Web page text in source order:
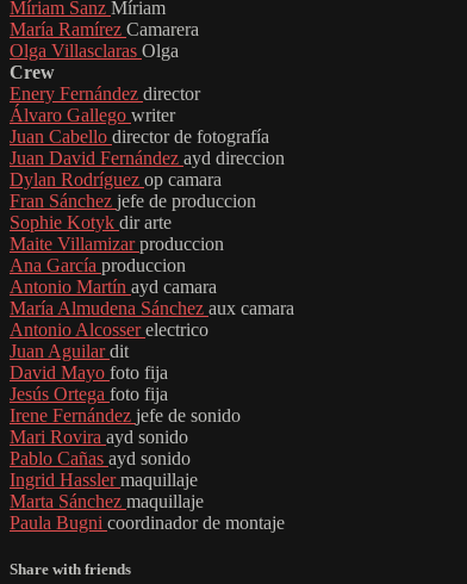
Míriam Sanz Míriam
María Ramírez Camarera
Olga Villasclaras Olga
Crew
Enery Fernández director
Álvaro Gallego writer
Juan Cabello director de fotografía
Juan David Fernández ayd direccion
Dylan Rodríguez op camara
Fran Sánchez jefe de produccion
Sophie Kotyk dir arte
Maite Villamizarproduccion
Ana García produccion
Antonio Martín ayd camara
María Almudena Sánchez aux camara
Antonio Alcosserelectrico
Juan Aguilardit
David Mayo foto fija
Jesús Ortega foto fija
Irene Fernández jefe de sonido
Mari Rovira ayd sonido
Pablo Cañas ayd sonido
Ingrid Hasslermaquillaje
Marta Sánchez maquillaje
Paula Bugni coordinador de montaje
Share with friends